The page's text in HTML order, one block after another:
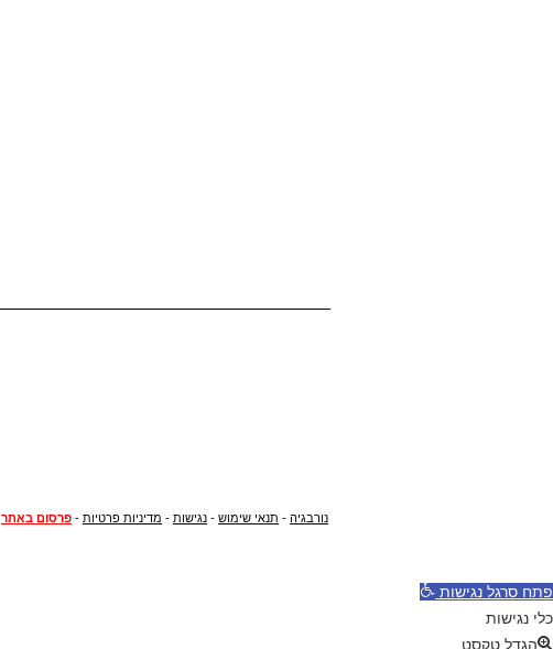
נורבגיה - תנאי שימוש - נגישות - מדיניות פרטיות - פרסום באתר
פתח סרגל נגישות
כלי נגישות
הגדל טקסט